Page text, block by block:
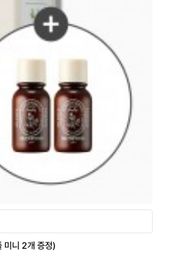
니 2개 증정)